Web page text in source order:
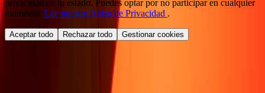
privacidad de tu estado. Puedes optar por no participar en cualquier
momento. Lee nuestro Aviso de Privacidad .
Aceptar todo Rechazar todo Gestionar cookies